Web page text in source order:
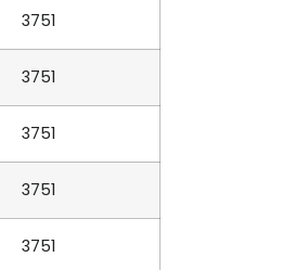
3751
3751
3751
3751
3751